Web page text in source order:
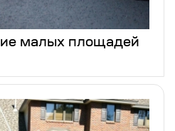
малых площадей